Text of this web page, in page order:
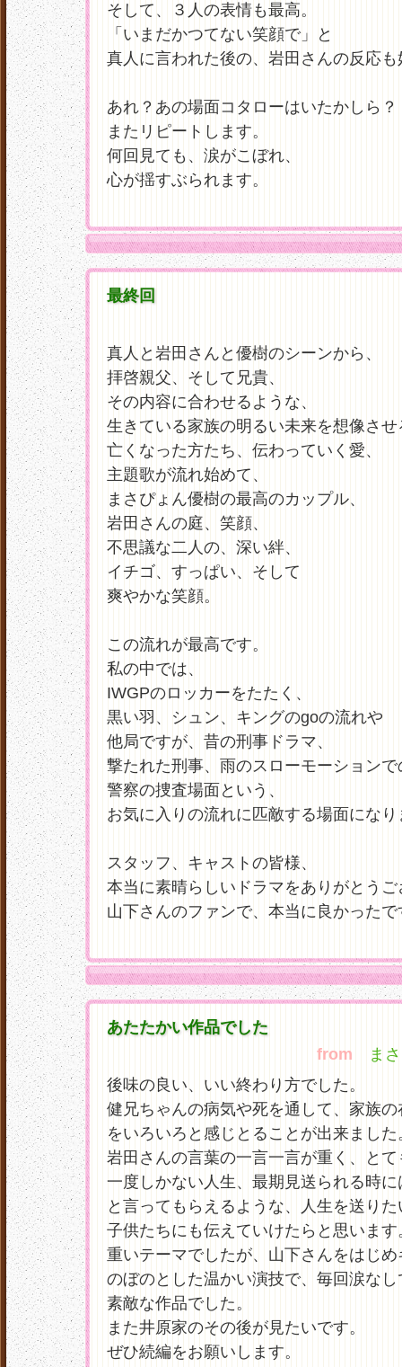
そして、３人の表情も最高。
「いまだかつてない笑顔で」と
真人に言われた後の、岩田さんの反応
あれ？あの場面コタローはいたかしら？
またリピートします。
何回見ても、涙がこぼれ、
心が揺すぶられます。
最終回
真人と岩田さんと優樹のシーンから、
拝啓親父、そして兄貴、
その内容に合わせるような、
生きている家族の明るい未来を想像させ
亡くなった方たち、伝わっていく愛、
主題歌が流れ始めて、
まさぴょん優樹の最高のカップル、
岩田さんの庭、笑顔、
不思議な二人の、深い絆、
イチゴ、すっぱい、そして
爽やかな笑顔。
この流れが最高です。
私の中では、
IWGPのロッカーをたたく、
黒い羽、シュン、キングのgoの流れや
他局ですが、昔の刑事ドラマ、
撃たれた刑事、雨のスローモーションで
警察の捜査場面という、
お気に入りの流れに匹敵する場面になり
スタッフ、キャストの皆様、
本当に素晴らしいドラマをありがとう
山下さんのファンで、本当に良かったで
あたたかい作品でした
from まさ
後味の良い、いい終わり方でした。
健兄ちゃんの病気や死を通して、家族
をいろいろと感じとることが出来ました
岩田さんの言葉の一言一言が重く、と
一度しかない人生、最期見送られる時
と言ってもらえるような、人生を送り
子供たちにも伝えていけたらと思います
重いテーマでしたが、山下さんをはじ
のぼのとした温かい演技で、毎回涙な
素敵な作品でした。
また井原家のその後が見たいです。
ぜひ続編をお願いします。